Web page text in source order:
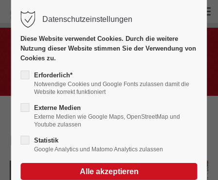
Login
Benutzername
Anmelden
Bildergalerien
Kinderball
Datenschutzeinstellungen
Diese Website verwendet Cookies. Durch die weitere
Nutzung dieser Website stimmen Sie der Verwendung von
Cookies zu.
Erforderlich*
Notwendige Cookies und Google Fonts zulassen damit die
Website korrekt funktioniert
Externe Medien
Externe Medien wie Google Maps, OpenStreetMap und
Youtube zulassen
Statistik
Google Analytics und Matomo Analytics zulassen